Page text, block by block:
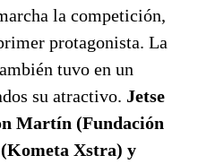
la competición,
protagonista. La
tuvo en un
su atractivo. Jetse
Martín (Fundación
Xstra) y